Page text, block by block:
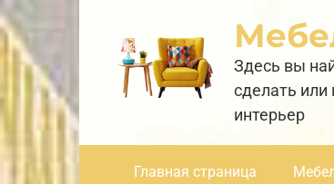
Перейти
к
контенту
Здесь вы
сделать или
интерьер
Главная страница